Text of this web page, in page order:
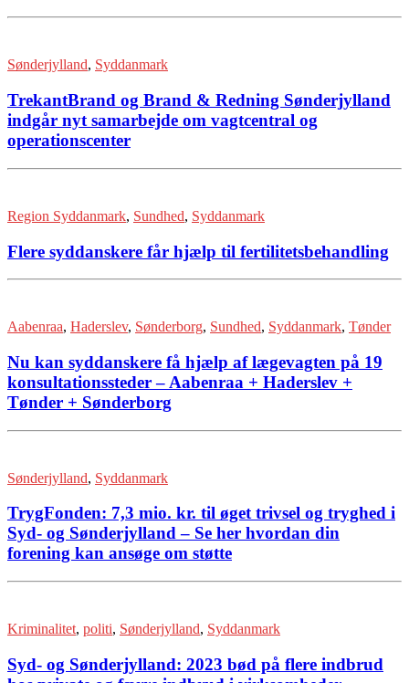
Sønderjylland, Syddanmark
TrekantBrand og Brand & Redning Sønderjylland
indgår nyt samarbejde om vagtcentral og
operationscenter
Region Syddanmark, Sundhed, Syddanmark
Flere syddanskere får hjælp til fertilitetsbehandling
Aabenraa, Haderslev, Sønderborg, Sundhed, Syddanmark, Tønder
Nu kan syddanskere få hjælp af lægevagten på 19
konsultationssteder – Aabenraa + Haderslev +
Tønder + Sønderborg
Sønderjylland, Syddanmark
TrygFonden: 7,3 mio. kr. til øget trivsel og tryghed i
Syd- og Sønderjylland – Se her hvordan din
forening kan ansøge om støtte
Kriminalitet, politi, Sønderjylland, Syddanmark
Syd- og Sønderjylland: 2023 bød på flere indbrud